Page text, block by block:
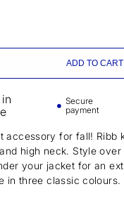
ADD TO CART
Secure
payment
accessory for fall! Ribb
high neck. Style
your jacket for an
in three classic colours.